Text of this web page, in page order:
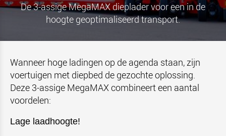
De 3-assige MegaMAX dieplader voor een in de
hoogte geoptimaliseerd transport.
Wanneer hoge ladingen op de agenda staan, zijn
voertuigen met diepbed de gezochte oplossing.
Deze 3-assige MegaMAX combineert een aantal
voordelen:
Lage laadhoogte!